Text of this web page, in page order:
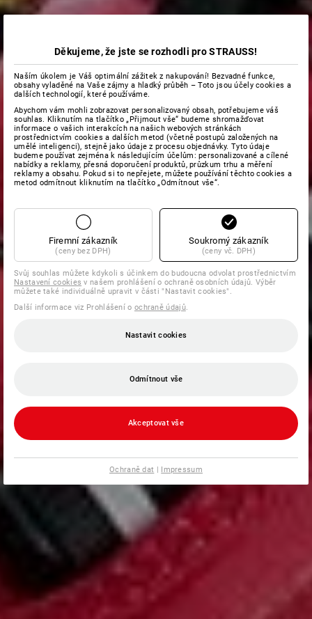
Děkujeme, že jste se rozhodli pro STRAUSS!
Naším úkolem je Váš optimální zážitek z nakupování! Bezvadné funkce,
obsahy vyladěné na Vaše zájmy a hladký průběh – Toto jsou účely cookies a
dalších technologií, které používáme.
Abychom vám mohli zobrazovat personalizovaný obsah, potřebujeme váš
souhlas. Kliknutím na tlačítko „Přijmout vše“ budeme shromažďovat
informace o vašich interakcích na našich webových stránkách
prostřednictvím cookies a dalších metod (včetně postupů založených na
umělé inteligenci), stejně jako údaje z procesu objednávky. Tyto údaje
budeme používat zejména k následujícím účelům: personalizované a cílené
nabídky a reklamy, přesná doporučení produktů, průzkum trhu a měření
reklamy a obsahu. Pokud si to nepřejete, můžete používání těchto cookies a
metod odmítnout kliknutím na tlačítko „Odmítnout vše“.
Firemní zákazník
(ceny bez DPH)
Soukromý zákazník
(ceny vč. DPH)
Svůj souhlas můžete kdykoli s účinkem do budoucna odvolat prostřednictvím
Nastavení cookies v našem prohlášení o ochraně osobních údajů. Výběr
můžete také individuálně upravit v části "Nastavit cookies".
Další informace viz Prohlášení o ochraně údajů.
Nastavit cookies
Odmítnout vše
Akceptovat vše
Ochraně dat | Impressum